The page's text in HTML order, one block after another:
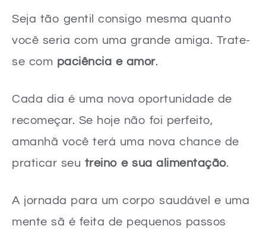
Seja tão gentil consigo mesma quanto
você seria com uma grande amiga. Trate-
se com paciência e amor.
Cada dia é uma nova oportunidade de
recomeçar. Se hoje não foi perfeito,
amanhã você terá uma nova chance de
praticar seu treino e sua alimentação.
A jornada para um corpo saudável e uma
mente sã é feita de pequenos passos